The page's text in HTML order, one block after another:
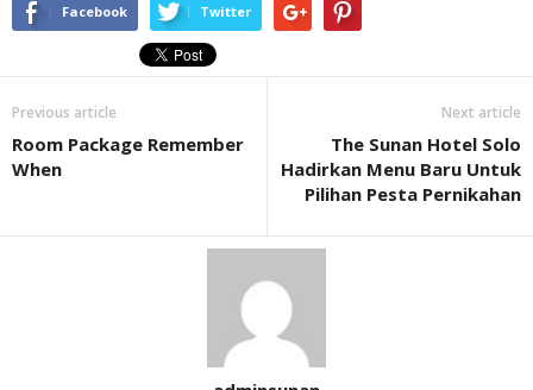
Facebook Twitter
Previous article
Room Package Remember
When
Next article
The Sunan Hotel Solo
Hadirkan Menu Baru Untuk
Pilihan Pesta Pernikahan